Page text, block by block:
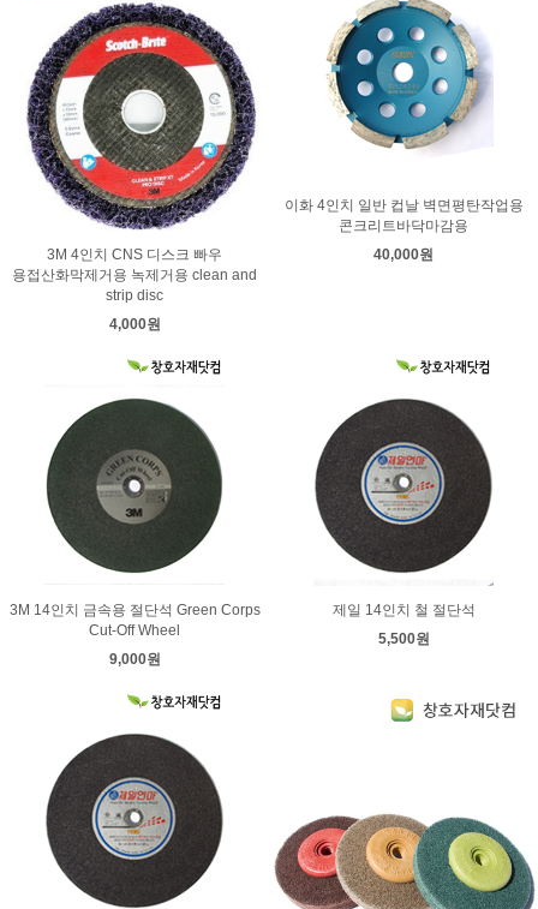
3M 4인치 CNS 디스크 빠우
용접산화막제거용 녹제거용 clean and
strip disc
4,000원
이화 4인치 일반 컵날 벽면평탄작업용
콘크리트바닥마감용
40,000원
3M 14인치 금속용 절단석 Green Corps
Cut-Off Wheel
9,000원
제일 14인치 철 절단석
5,500원